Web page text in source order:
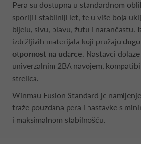
Pera su dostupna u standardnom
sporiji i stabilniji let, te u više boja
bijelu, sivu, plavu, žutu i narančastu.
izdržljivih materijala koji pružaju
otpornost na udarce. Nastavci
univerzalnim 2BA navojem,
strelica.
Winmau Fusion Standard je
traže pouzdana pera i nastavke s
i maksimalnom stabilnošću.